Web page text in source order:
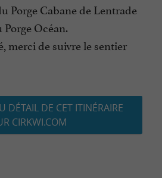
Porge Cabane de Lentrade
Porge Océan.
merci de suivre le sentier
DÉTAIL DE CET ITINÉRAIRE
CIRKWI.COM